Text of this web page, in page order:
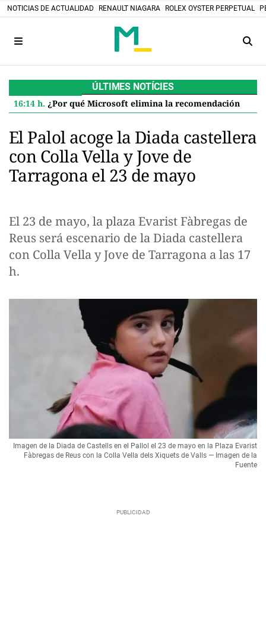
NOTICIAS DE ACTUALIDAD RENAULT NIAGARA ROLEX OYSTER PERPETUAL
ÚLTIMES NOTÍCIES
16:14 h. ¿Por qué Microsoft elimina la recomendación de 32 GB de RAM para Windows 11 y qué significa para ti
El Palol acoge la Diada castellera
con Colla Vella y Jove de
Tarragona el 23 de mayo
El 23 de mayo, la plaza Evarist Fàbregas de
Reus será escenario de la Diada castellera
con Colla Vella y Jove de Tarragona a las 17
h.
Imagen de la Diada de Castells en el Pallol el 23 de mayo en la Plaza Evarist
Fàbregas de Reus con la Colla Vella dels Xiquets de Valls — Imagen de la
Fuente